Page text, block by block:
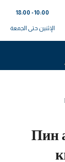
10:00 - 18:00
الإثنين حتى الجمعة
Пин